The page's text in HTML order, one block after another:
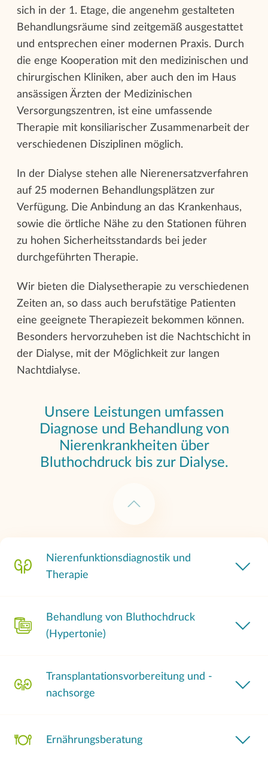
sich in der 1. Etage, die angenehm gestalteten
Behandlungsräume sind zeitgemäß ausgestattet
und entsprechen einer modernen Praxis. Durch
die enge Kooperation mit den medizinischen und
chirurgischen Kliniken, aber auch den im Haus
ansässigen Ärzten der Medizinischen
Versorgungszentren, ist eine umfassende
Therapie mit konsiliarischer Zusammenarbeit der
verschiedenen Disziplinen möglich.
In der Dialyse stehen alle Nierenersatzverfahren
auf 25 modernen Behandlungsplätzen zur
Verfügung. Die Anbindung an das Krankenhaus,
sowie die örtliche Nähe zu den Stationen führen
zu hohen Sicherheitsstandards bei jeder
durchgeführten Therapie.
Wir bieten die Dialysetherapie zu verschiedenen
Zeiten an, so dass auch berufstätige Patienten
eine geeignete Therapiezeit bekommen können.
Besonders hervorzuheben ist die Nachtschicht in
der Dialyse, mit der Möglichkeit zur langen
Nachtdialyse.
Unsere Leistungen umfassen
Diagnose und Behandlung von
Nierenkrankheiten über
Bluthochdruck bis zur Dialyse.
Nierenfunktionsdiagnostik und
Therapie
Behandlung von Bluthochdruck
(Hypertonie)
Transplantationsvorbereitung und -
nachsorge
Ernährungsberatung